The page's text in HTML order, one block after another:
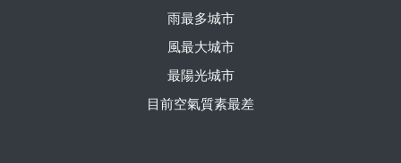
雨最多城市
風最大城市
最陽光城市
目前空氣質素最差